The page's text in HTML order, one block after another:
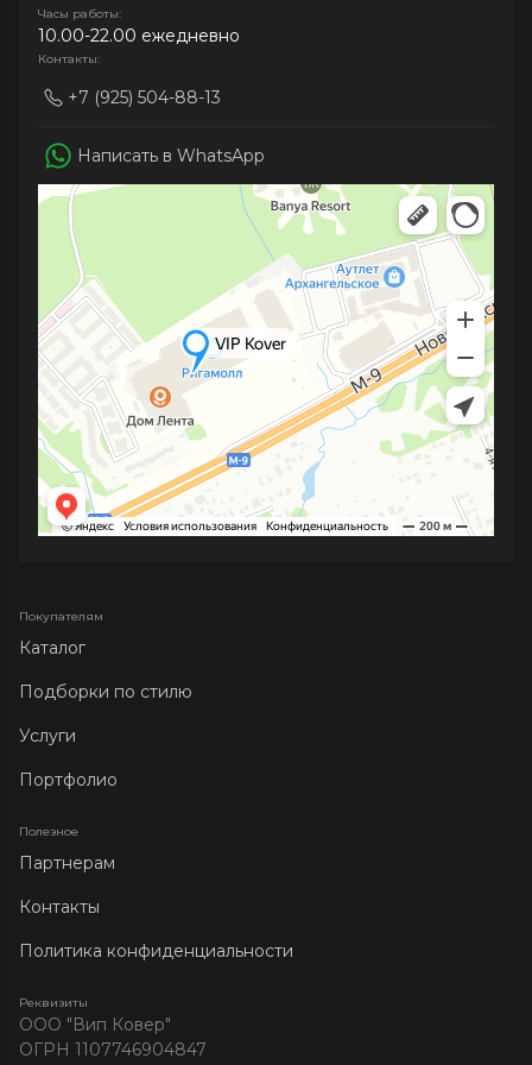
Часы работы:
10.00-22.00 ежедневно
Контакты:
+7 (925) 504-88-13
Написать в WhatsApp
Покупателям
Каталог
Подборки по стилю
Услуги
Портфолио
Полезное
Партнерам
Контакты
Политика конфиденциальности
Реквизиты
ООО "Вип Ковер"
ОГРН 1107746904847